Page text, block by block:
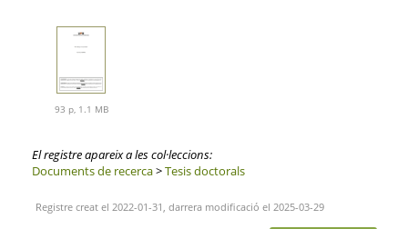
93 p, 1.1 MB
El registre apareix a les col·leccions:
Documents de recerca>Tesis doctorals
Registre creat el 2022-01-31, darrera modificació el 2025-03-29